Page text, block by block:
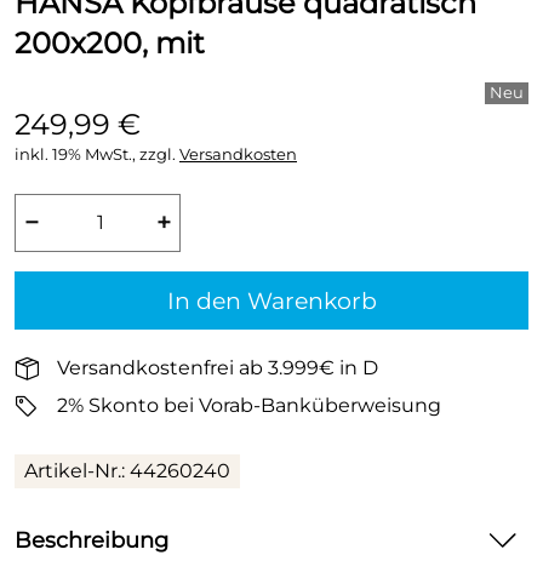
200x200, mit
249,99 €
inkl. 19% MwSt., zzgl. Versandkosten
− +
In den Warenkorb
Versandkostenfrei ab 3.999€ in D
2% Skonto bei Vorab-Banküberweisung
Artikel-Nr.: 44260240
Beschreibung